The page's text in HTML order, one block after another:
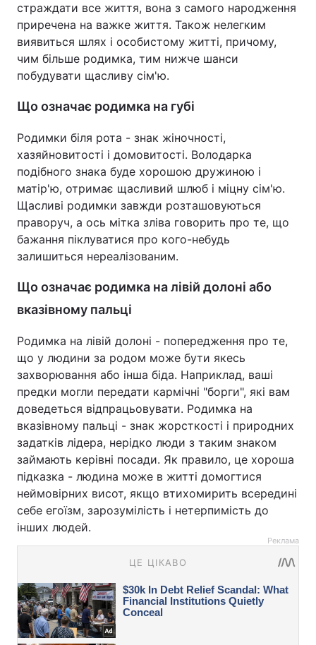
страждати все життя, вона з самого народження
приречена на важке життя. Також нелегким
виявиться шлях і особистому житті, причому,
чим більше родимка, тим нижче шанси
побудувати щасливу сім'ю.
Що означає родимка на губі
Родимки біля рота - знак жіночності,
хазяйновитості і домовитості. Володарка
подібного знака буде хорошою дружиною і
матір'ю, отримає щасливий шлюб і міцну сім'ю.
Щасливі родимки завжди розташовуються
праворуч, а ось мітка зліва говорить про те, що
бажання піклуватися про кого-небудь
залишиться нереалізованим.
Що означає родимка на лівій долоні або
вказівному пальці
Родимка на лівій долоні - попередження про те,
що у людини за родом може бути якесь
захворювання або інша біда. Наприклад, ваші
предки могли передати кармічні "борги", які вам
доведеться відпрацьовувати. Родимка на
вказівному пальці - знак жорсткості і природних
задатків лідера, нерідко люди з таким знаком
займають керівні посади. Як правило, це хороша
підказка - людина може в житті домогтися
неймовірних висот, якщо втихомирить всередині
себе егоїзм, зарозумілість і нетерпимість до
інших людей.
Реклама